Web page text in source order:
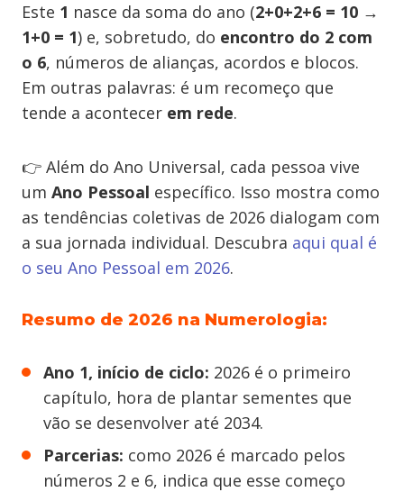
Este 1 nasce da soma do ano (2+0+2+6 = 10 →
1+0 = 1) e, sobretudo, do encontro do 2 com
o 6, números de alianças, acordos e blocos.
Em outras palavras: é um recomeço que
tende a acontecer em rede.
👉 Além do Ano Universal, cada pessoa vive
um Ano Pessoal específico. Isso mostra como
as tendências coletivas de 2026 dialogam com
a sua jornada individual. Descubra aqui qual é
o seu Ano Pessoal em 2026.
Resumo de 2026 na Numerologia:
Ano 1, início de ciclo: 2026 é o primeiro
capítulo, hora de plantar sementes que
vão se desenvolver até 2034.
Parcerias: como 2026 é marcado pelos
números 2 e 6, indica que esse começo